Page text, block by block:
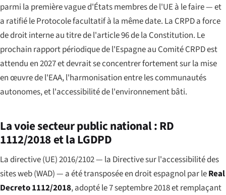
parmi la première vague d'États membres de l'UE à le faire — et
a ratifié le Protocole facultatif à la même date. La CRPD a force
de droit interne au titre de l'article 96 de la Constitution. Le
prochain rapport périodique de l'Espagne au Comité CRPD est
attendu en 2027 et devrait se concentrer fortement sur la mise
en œuvre de l'EAA, l'harmonisation entre les communautés
autonomes, et l'accessibilité de l'environnement bâti.
La voie secteur public national : RD
1112/2018 et la LGDPD
La directive (UE) 2016/2102 — la Directive sur l'accessibilité des
sites web (WAD) — a été transposée en droit espagnol par leReal
Decreto 1112/2018, adopté le 7 septembre 2018 et remplaçant